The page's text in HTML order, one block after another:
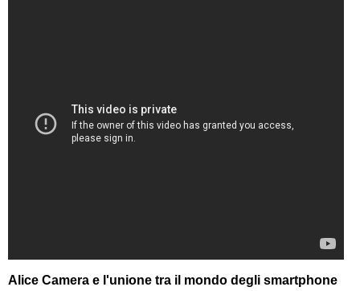
Alice Camera e l'unione tra il mondo degli smartphone